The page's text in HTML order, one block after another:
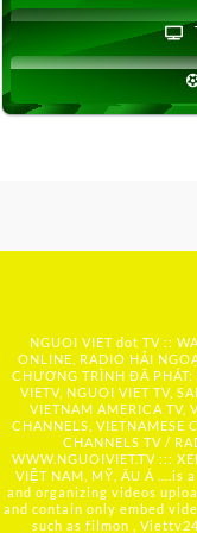
NGUOI VIET dot TV ::
ONLINE, RADIO HẢI
CHƯƠNG TRÌNH ĐÃ PHÁT:
VIETV, NGUOI VIET TV,
VIETNAM AMERICA TV,
CHANNELS, VIETNAMESE
CHANNELS TV /
WWW.NGUOIVIET.TV :::
VIỆT NAM, MỸ, ÂU Á ….is
and organizing videos
and contain only embed
such as filmon ,